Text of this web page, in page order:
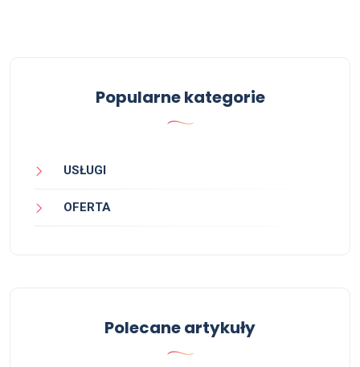
Popularne kategorie
USŁUGI
OFERTA
Polecane artykuły